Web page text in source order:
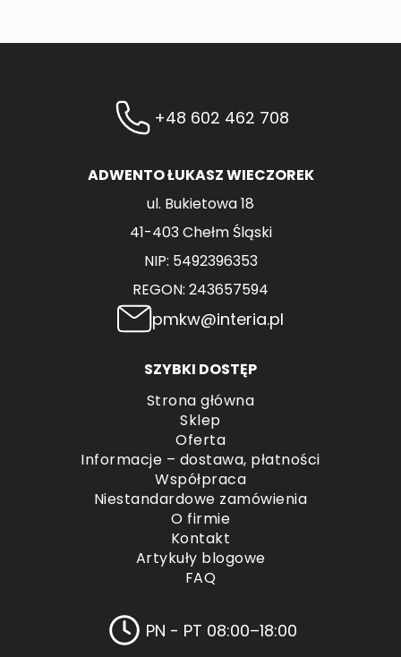
+48 602 462 708
ADWENTO ŁUKASZ WIECZOREK
ul. Bukietowa 18
41-403 Chełm Śląski
NIP: 5492396353
REGON: 243657594
pmkw@interia.pl
SZYBKI DOSTĘP
Strona główna
Sklep
Oferta
Informacje – dostawa, płatności
Współpraca
Niestandardowe zamówienia
O firmie
Kontakt
Artykuły blogowe
FAQ
PN - PT 08:00–18:00